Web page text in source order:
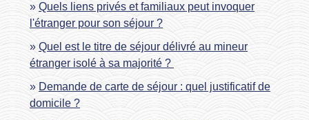
Quels liens privés et familiaux peut invoquer
l'étranger pour son séjour ?
Quel est le titre de séjour délivré au mineur
étranger isolé à sa majorité ?
Demande de carte de séjour : quel justificatif de
domicile ?